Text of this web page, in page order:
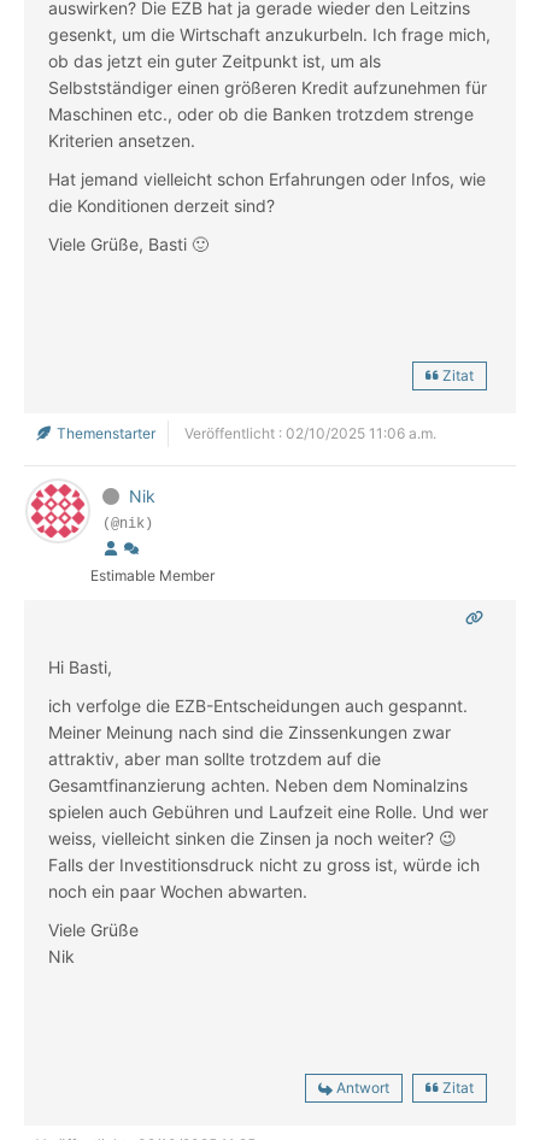
auswirken? Die EZB hat ja gerade wieder den Leitzins
gesenkt, um die Wirtschaft anzukurbeln. Ich frage mich,
ob das jetzt ein guter Zeitpunkt ist, um als
Selbstständiger einen größeren Kredit aufzunehmen für
Maschinen etc., oder ob die Banken trotzdem strenge
Kriterien ansetzen.
Hat jemand vielleicht schon Erfahrungen oder Infos, wie
die Konditionen derzeit sind?
Viele Grüße, Basti 🙂
Zitat
Themenstarter Veröffentlicht : 02/10/2025 11:06 a.m.
Nik
(@nik)
Estimable Member
Hi Basti,
ich verfolge die EZB-Entscheidungen auch gespannt.
Meiner Meinung nach sind die Zinssenkungen zwar
attraktiv, aber man sollte trotzdem auf die
Gesamtfinanzierung achten. Neben dem Nominalzins
spielen auch Gebühren und Laufzeit eine Rolle. Und wer
weiss, vielleicht sinken die Zinsen ja noch weiter? 😉
Falls der Investitionsdruck nicht zu gross ist, würde ich
noch ein paar Wochen abwarten.
Viele Grüße
Nik
Antwort Zitat